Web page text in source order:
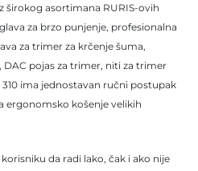
asortimana RURIS-ovih
za brzo punjenje, profesionalna
za trimer za krčenje šuma,
DAC pojas za trimer, niti za trimer
ima jednostavan ručni postupak
ergonomsko košenje velikih
da radi lako, čak i ako nije